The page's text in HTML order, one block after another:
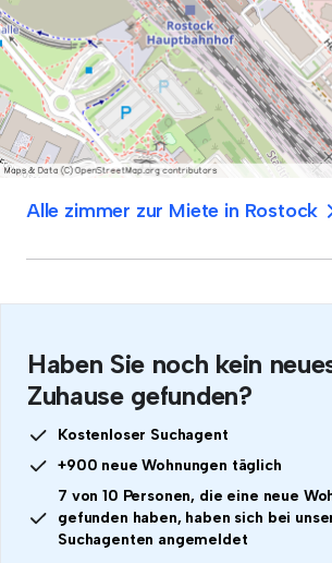
Alle zimmer zur Miete in Rostock
Haben Sie noch kein
Zuhause gefunden?
Kostenloser Suchagent
+900 neue Wohnungen täglich
7 von 10 Personen, die eine neue
gefunden haben, haben sich bei
Suchagenten angemeldet